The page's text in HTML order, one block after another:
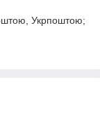
Укрпоштою;